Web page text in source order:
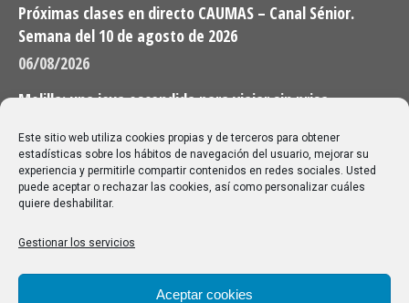
Este sitio web utiliza cookies propias y de terceros para obtener
estadísticas sobre los hábitos de navegación del usuario, mejorar su
experiencia y permitirle compartir contenidos en redes sociales. Usted
puede aceptar o rechazar las cookies, así como personalizar cuáles
quiere deshabilitar.
Gestionar los servicios
Aceptar cookies
Próximas clases en directo CAUMAS – Canal Sénior.
Semana del 10 de agosto de 2026
06/08/2026
Melilla: una joya escondida para viajar sin prisa
28/07/2026
Buscar
Buscar:
Aviso Legal|Política de privacidad|Política de cookies